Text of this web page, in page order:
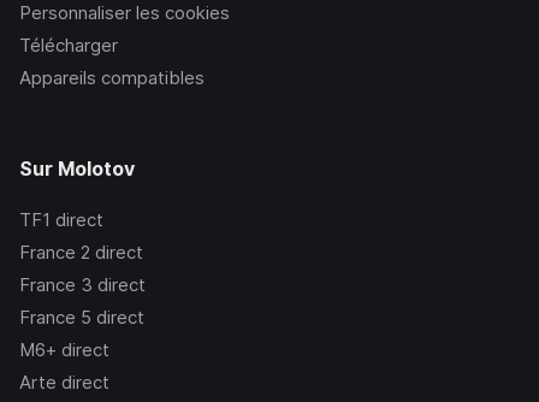
Personnaliser les cookies
Télécharger
Appareils compatibles
Sur Molotov
TF1 direct
France 2 direct
France 3 direct
France 5 direct
M6+ direct
Arte direct